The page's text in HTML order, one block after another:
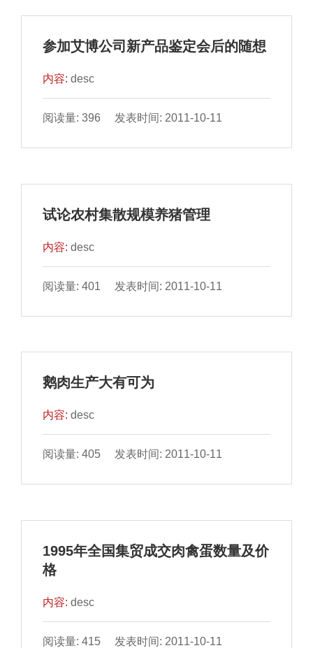
参加艾博公司新产品鉴定会后的随想
内容:desc
阅读量: 396 发表时间: 2011-10-11
试论农村集散规模养猪管理
内容:desc
阅读量: 401 发表时间: 2011-10-11
鹅肉生产大有可为
内容:desc
阅读量: 405 发表时间: 2011-10-11
1995年全国集贸成交肉禽蛋数量及价
格
内容:desc
阅读量: 415 发表时间: 2011-10-11